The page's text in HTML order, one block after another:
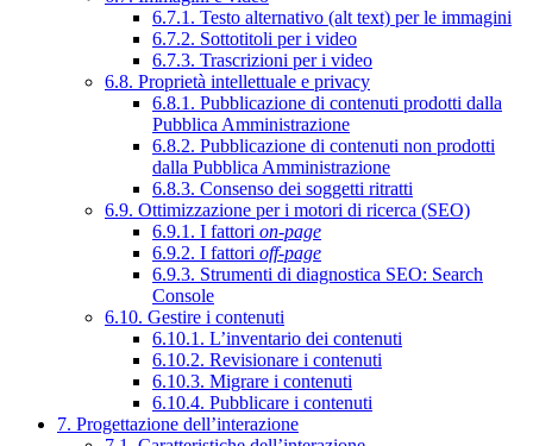
6.7.1. Testo alternativo (alt text) per le immagini
6.7.2. Sottotitoli per i video
6.7.3. Trascrizioni per i video
6.8. Proprietà intellettuale e privacy
6.8.1. Pubblicazione di contenuti prodotti dalla
Pubblica Amministrazione
6.8.2. Pubblicazione di contenuti non prodotti
dalla Pubblica Amministrazione
6.8.3. Consenso dei soggetti ritratti
6.9. Ottimizzazione per i motori di ricerca (SEO)
6.9.1. I fattori on-page
6.9.2. I fattori off-page
6.9.3. Strumenti di diagnostica SEO: Search
Console
6.10. Gestire i contenuti
6.10.1. L’inventario dei contenuti
6.10.2. Revisionare i contenuti
6.10.3. Migrare i contenuti
6.10.4. Pubblicare i contenuti
7. Progettazione dell’interazione